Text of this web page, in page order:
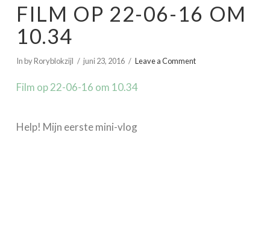
FILM OP 22-06-16 OM
10.34
In by Roryblokzijl juni 23, 2016 Leave a Comment
Film op 22-06-16 om 10.34
Help! Mijn eerste mini-vlog